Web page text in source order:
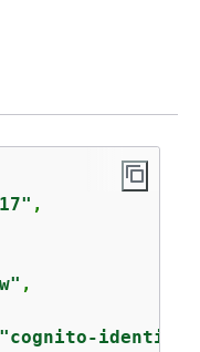
,
,
"cognito-